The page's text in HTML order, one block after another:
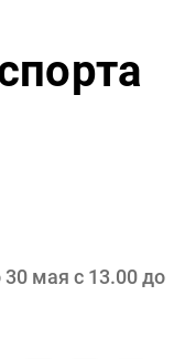
мая с 13.00 до